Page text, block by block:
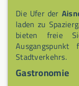
Die Ufer der
laden zu
bieten freie
Stadtverkehrs.
Gastronomie